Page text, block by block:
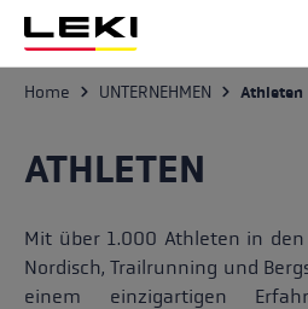
Zum Hauptinhalt springen
Home UNTERNEHMEN Athleten
ATHLETEN
Mit über 1.000 Athleten in den
Nordisch, Trailrunning und
einem einzigartigen